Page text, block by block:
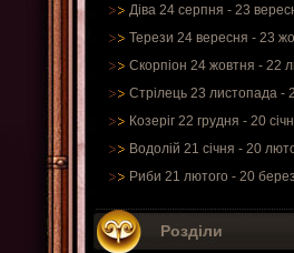
Діва 24 серпня - 23
Терези 24 вересня - 23
Скорпіон 24 жовтня - 22
Стрілець 23 листопада -
Козеріг 22 грудня - 20
Водолій 21 січня - 20
Риби 21 лютого - 20
Розділи